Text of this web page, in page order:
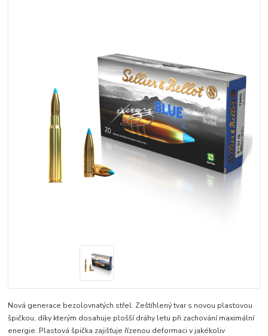
Nová generace bezolovnatých střel. Zeštíhlený tvar s novou plastovou
špičkou, díky kterým dosahuje plošší dráhy letu při zachování maximální
energie. Plastová špička zajišťuje řízenou deformaci v jakékoliv